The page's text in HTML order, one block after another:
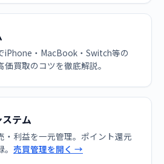
iPhone・MacBook・Switch等の
価買取のコツを徹底解説。
テム
・利益を一元管理。ポイント還元
売買管理を開く →